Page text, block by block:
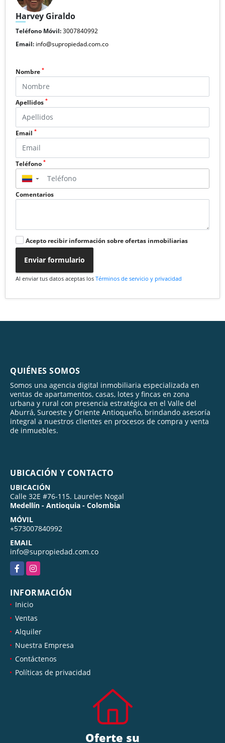
Harvey Giraldo
Teléfono Móvil:3007840992
Email: info@supropiedad.com.co
Nombre *
Apellidos *
Email *
Teléfono *
▼
Comentarios
Acepto recibir información sobre ofertas inmobiliarias
Enviar formulario
Al enviar tus datos aceptas los Términos de servicio y privacidad
QUIÉNES SOMOS
Somos una agencia digital inmobiliaria especializada en
ventas de apartamentos, casas, lotes y fincas en zona
urbana y rural con presencia estratégica en el Valle del
Aburrá, Suroeste y Oriente Antioqueño, brindando asesoría
integral a nuestros clientes en procesos de compra y venta
de inmuebles.
UBICACIÓN Y CONTACTO
UBICACIÓN
Calle 32E #76-115. Laureles Nogal
Medellín - Antioquia - Colombia
MÓVIL
+573007840992
EMAIL
info@supropiedad.com.co
FacebookInstagram
INFORMACIÓN
Inicio
Ventas
Alquiler
Nuestra Empresa
Contáctenos
Políticas de privacidad
Oferte su